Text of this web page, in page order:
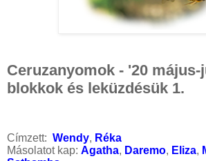
Ceruzanyomok - '20
blokkok és leküzdésük 1.
Címzett: Wendy, Réka
Másolatot kap: Agatha, Daremo, Eliza,